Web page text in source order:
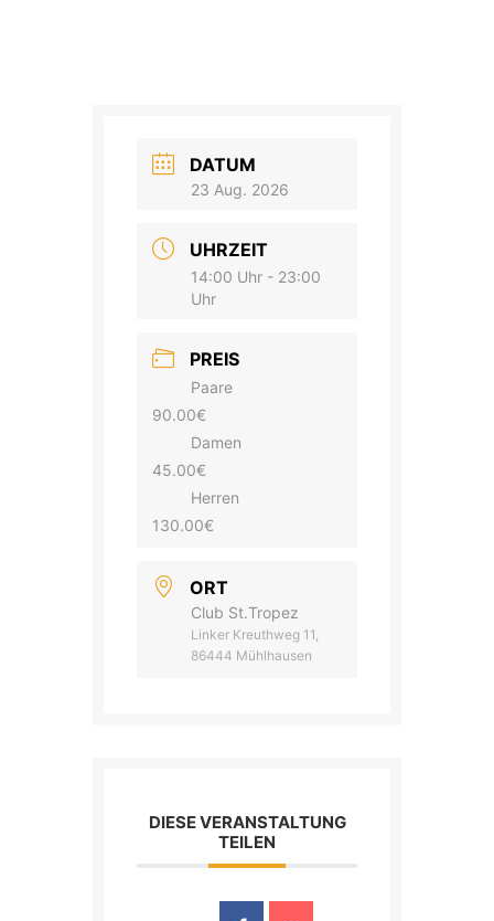
DATUM
23 Aug. 2026
UHRZEIT
14:00 Uhr - 23:00
Uhr
PREIS
Paare
90.00€
Damen
45.00€
Herren
130.00€
ORT
Club St.Tropez
Linker Kreuthweg 11,
86444 Mühlhausen
DIESE VERANSTALTUNG
TEILEN